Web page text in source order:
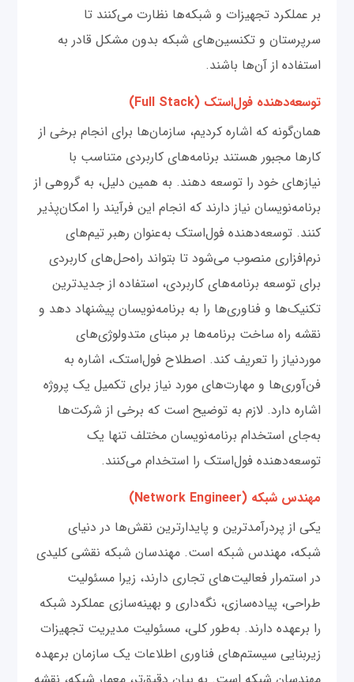
بر عملکرد تجهیزات و شبکه‌ها نظارت می‌کنند تا
سرپرستان و تکنسین‌های شبکه بدون مشکل قادر به
استفاده از آن‌ها باشند.
توسعه‌دهنده فول‌استک (Full Stack)
همان‌گونه که اشاره کردیم، سازمان‌ها برای انجام برخی از
کارها مجبور هستند برنامه‌های کاربردی متناسب با
نیازهای خود را توسعه دهند. به همین دلیل، به گروهی از
برنامه‌نویسان نیاز دارند که انجام این فرآیند را امکان‌پذیر
کنند. توسعه‌دهنده فول‌استک به‌عنوان رهبر تیم‌های
نرم‌افزاری منصوب می‌شود تا بتواند راه‌حل‌های کاربردی
برای توسعه برنامه‌های کاربردی، استفاده از جدیدترین
تکنیک‌ها و فناوری‌ها را به برنامه‌نویسان پیشنهاد دهد و
نقشه راه ساخت برنامه‌ها بر مبنای متدولوژی‌های
موردنیاز را تعریف کند. اصطلاح فول‌استک، اشاره به
فن‌آوری‌ها و مهارت‌های مورد نیاز برای تکمیل یک پروژه
اشاره دارد. لازم به توضیح است که برخی از شرکت‌ها
به‌جای استخدام برنامه‌نویسان مختلف تنها یک
توسعه‌دهنده فول‌استک را استخدام می‌کنند.
مهندس شبکه (Network Engineer)
یکی از پردرآمدترین و پایدارترین نقش‌ها در دنیای
شبکه، مهندس شبکه است. مهندسان شبکه نقشی کلیدی
در استمرار فعالیت‌های تجاری دارند، زیرا مسئولیت
طراحی، پیاده‌سازی، نگه‌داری و بهینه‌سازی عملکرد شبکه
را برعهده دارند. به‌طور کلی، مسئولیت مدیریت تجهیزات
زیربنایی سیستم‌های فناوری اطلاعات یک سازمان برعهده